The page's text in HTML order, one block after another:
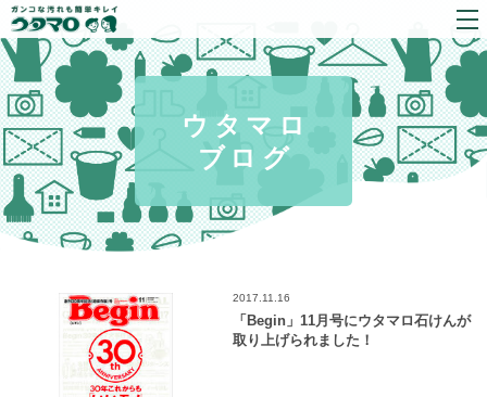
ウタマロ
ブログ
2017.11.16
「Begin」11月号にウタマロ石けんが
取り上げられました！